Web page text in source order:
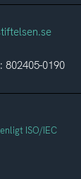
802405-0190
ISO/IEC